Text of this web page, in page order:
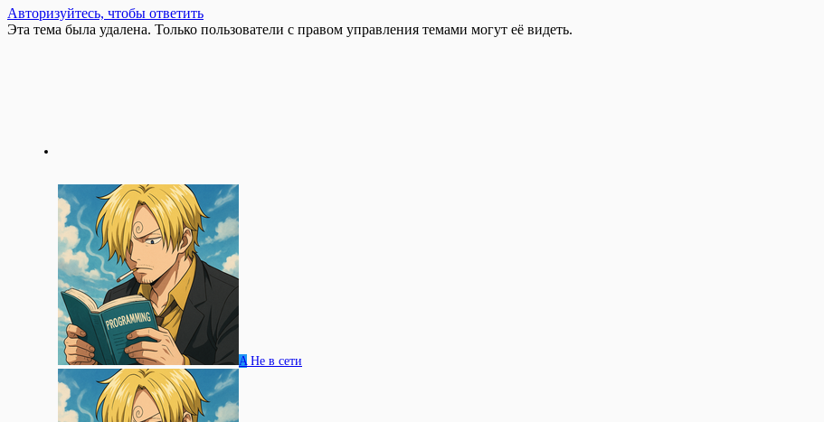
Авторизуйтесь, чтобы ответить
Эта тема была удалена. Только пользователи с правом управления темами могут её видеть.
A Не в сети